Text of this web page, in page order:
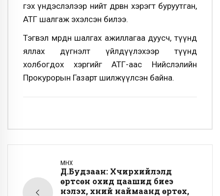
гэх үндэслэлээр нийт дөрвөн хэрэгт буруутган,
АТГ шалгаж эхэлсэн билээ.
Тэгвэл мөрдөн шалгах ажиллагаа дуусч, түүнд
яллах дүгнэлт үйлдүүлэхээр түүнд
холбогдох хэргийг АТГ-аас Нийслэлийн
Прокурорын Газарт шилжүүлсэн байна.
ӨМНӨХ
Д.Будзаан: Хүчирхийлэлд
өртсөн охид цаашид биеэ
үнэлэх, хүний наймаанд өртөх,